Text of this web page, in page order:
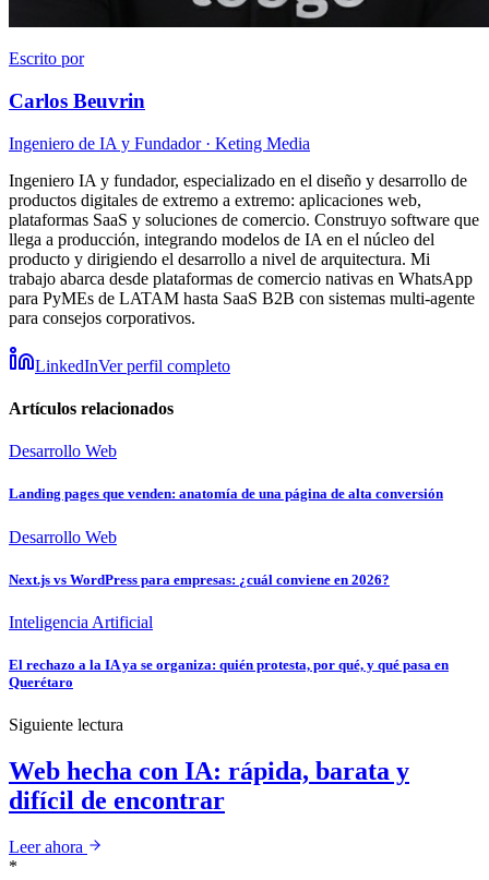
Escrito por
Carlos Beuvrin
Ingeniero de IA y Fundador· Keting Media
Ingeniero IA y fundador, especializado en el diseño y desarrollo de
productos digitales de extremo a extremo: aplicaciones web,
plataformas SaaS y soluciones de comercio. Construyo software que
llega a producción, integrando modelos de IA en el núcleo del
producto y dirigiendo el desarrollo a nivel de arquitectura. Mi
trabajo abarca desde plataformas de comercio nativas en WhatsApp
para PyMEs de LATAM hasta SaaS B2B con sistemas multi-agente
para consejos corporativos.
LinkedInVer perfil completo
Artículos relacionados
Desarrollo Web
Landing pages que venden: anatomía de una página de alta conversión
Desarrollo Web
Next.js vs WordPress para empresas: ¿cuál conviene en 2026?
Inteligencia Artificial
El rechazo a la IA ya se organiza: quién protesta, por qué, y qué pasa en
Querétaro
Siguiente lectura
Web hecha con IA: rápida, barata y
difícil de encontrar
Leer ahora
*